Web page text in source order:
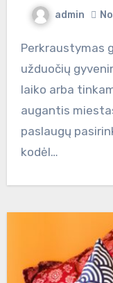
admin
Perkraustymas gali būti viena iš sudėtingiausių
užduočių
laiko arba
augantis
paslaugų
kodėl…